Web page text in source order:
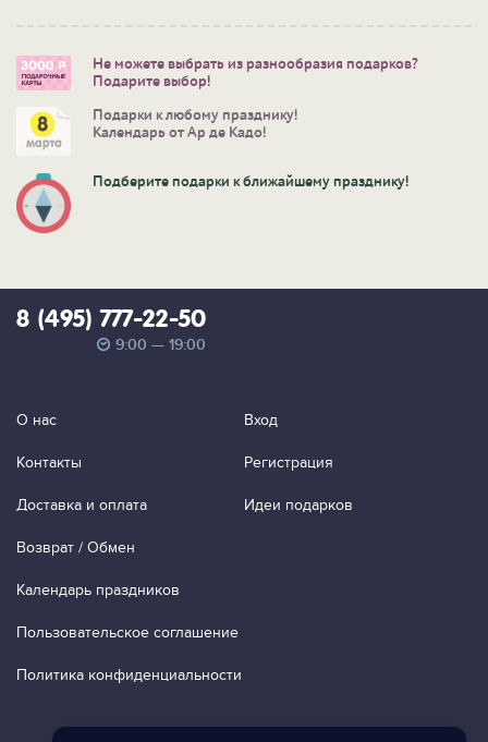
Не можете выбрать из разнообразия подарков?
Подарите выбор!
Подарки к любому празднику!
Календарь от Ар де Кадо!
Подберите подарки к ближайшему празднику!
8 (495) 777-22-50
9:00 — 19:00
О нас
Контакты
Доставка и оплата
Возврат / Обмен
Календарь праздников
Пользовательское соглашение
Политика конфиденциальности
Вход
Регистрация
Идеи подарков